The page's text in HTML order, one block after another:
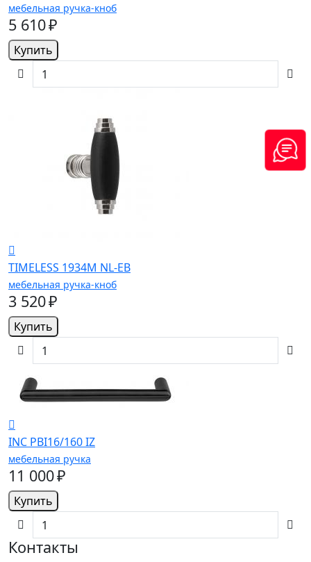
мебельная ручка-кноб
5 610 ₽
Купить
TIMELESS 1934M NL-EB
мебельная ручка-кноб
3 520 ₽
Купить
INC PBI16/160 IZ
мебельная ручка
11 000 ₽
Купить
Контакты